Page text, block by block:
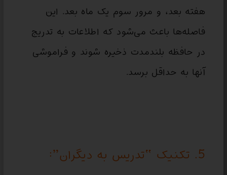
هفته بعد، و مرور سوم یک ماه بعد. این
فاصله‌ها باعث می‌شود که اطلاعات به تدریج
در حافظه بلندمدت ذخیره شوند و فراموشی
آنها به حداقل برسد.
5. تکنیک “تدریس به دیگران”: